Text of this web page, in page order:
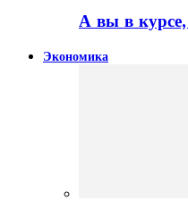
А вы в
Экономика